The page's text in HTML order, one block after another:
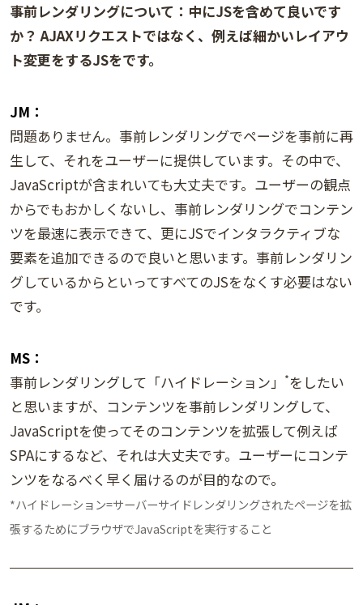
事前レンダリングについて：中にJSを含めて良いです
か？ AJAXリクエストではなく、例えば細かいレイアウ
ト変更をするJSをです。
JM：
問題ありません。事前レンダリングでページを事前に再
生して、それをユーザーに提供しています。その中で、
JavaScriptが含まれいても大丈夫です。ユーザーの観点
からでもおかしくないし、事前レンダリングでコンテン
ツを最速に表示できて、更にJSでインタラクティブな
要素を追加できるので良いと思います。事前レンダリン
グしているからといってすべてのJSをなくす必要はない
です。
MS：
事前レンダリングして「ハイドレーション」
*をしたい
と思いますが、コンテンツを事前レンダリングして、
JavaScriptを使ってそのコンテンツを拡張して例えば
SPAにするなど、それは大丈夫です。ユーザーにコンテ
ンツをなるべく早く届けるのが目的なので。
*ハイドレーション=サーバーサイドレンダリングされたページを拡
張するためにブラウザでJavaScriptを実行すること